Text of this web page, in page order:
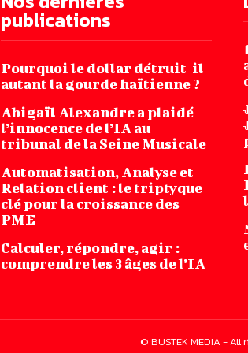
publications
Pourquoi le dollar détruit-il
autant la gourde haïtienne ?
Abigaïl Alexandre a plaidé
l’innocence de l’IA au
tribunal de la Seine Musicale
Automatisation, Analyse et
Relation client : le triptyque
clé pour la croissance des
PME
Calculer, répondre, agir :
comprendre les 3 âges de l’IA
© BUSTEK MEDIA - All